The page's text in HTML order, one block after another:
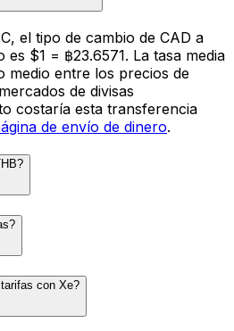
el tipo de cambio de CAD a
es $1 = ฿23.6571. La tasa media
medio entre los precios de
de divisas
costaría esta transferencia
de envío de dinero.
con Xe?